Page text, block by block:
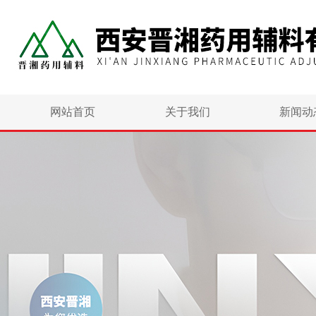
网站首页 关于我们 新闻动